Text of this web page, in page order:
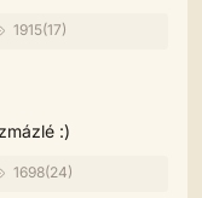
1915(17)
:)
1698(24)